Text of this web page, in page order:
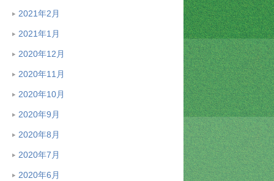
2021年2月
2021年1月
2020年12月
2020年11月
2020年10月
2020年9月
2020年8月
2020年7月
2020年6月